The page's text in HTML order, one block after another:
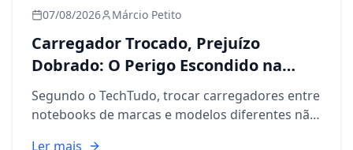
07/08/2026 Márcio Petito
Carregador Trocado, Prejuízo
Dobrado: O Perigo Escondido na
Gaveta de TI
Segundo o TechTudo, trocar carregadores entre
notebooks de marcas e modelos diferentes não
Ler mais